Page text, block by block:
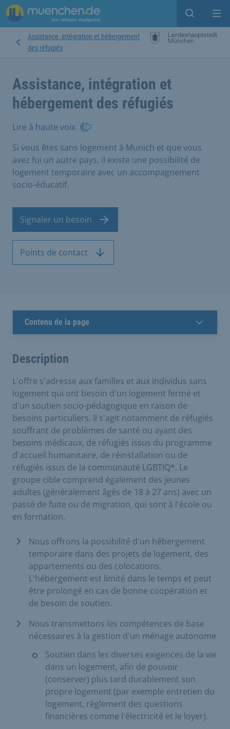
Open
Assistance, intégration et hébergement
des réfugiés
Assistance, intégration et
hébergement des réfugiés
Lire à haute voix
Si vous êtes sans logement à Munich et que vous
avez fui un autre pays, il existe une possibilité de
logement temporaire avec un accompagnement
socio-éducatif.
Signaler un besoin
Points de contact
Contenu de la page
Description
L'offre s'adresse aux familles et aux individus sans
logement qui ont besoin d'un logement fermé et
d'un soutien socio-pédagogique en raison de
besoins particuliers. Il s'agit notamment de réfugiés
souffrant de problèmes de santé ou ayant des
besoins médicaux, de réfugiés issus du programme
d'accueil humanitaire, de réinstallation ou de
réfugiés issus de la communauté LGBTIQ*. Le
groupe cible comprend également des jeunes
adultes (généralement âgés de 18 à 27 ans) avec un
passé de fuite ou de migration, qui sont à l'école ou
en formation.
Nous offrons la possibilité d'un hébergement
temporaire dans des projets de logement, des
appartements ou des colocations.
L'hébergement est limité dans le temps et peut
être prolongé en cas de bonne coopération et
de besoin de soutien.
Nous transmettons les compétences de base
nécessaires à la gestion d'un ménage autonome
Soutien dans les diverses exigences de la vie
dans un logement, afin de pouvoir
(conserver) plus tard durablement son
propre logement (par exemple entretien du
logement, règlement des questions
financières comme l'électricité et le loyer).